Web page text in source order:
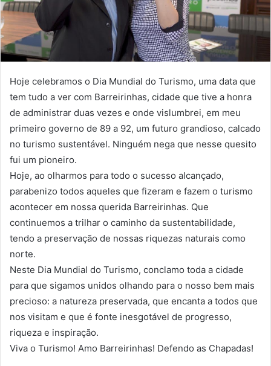
Hoje celebramos o Dia Mundial do Turismo, uma data que
tem tudo a ver com Barreirinhas, cidade que tive a honra
de administrar duas vezes e onde vislumbrei, em meu
primeiro governo de 89 a 92, um futuro grandioso, calcado
no turismo sustentável. Ninguém nega que nesse quesito
fui um pioneiro.
Hoje, ao olharmos para todo o sucesso alcançado,
parabenizo todos aqueles que fizeram e fazem o turismo
acontecer em nossa querida Barreirinhas. Que
continuemos a trilhar o caminho da sustentabilidade,
tendo a preservação de nossas riquezas naturais como
norte.
Neste Dia Mundial do Turismo, conclamo toda a cidade
para que sigamos unidos olhando para o nosso bem mais
precioso: a natureza preservada, que encanta a todos que
nos visitam e que é fonte inesgotável de progresso,
riqueza e inspiração.
Viva o Turismo! Amo Barreirinhas! Defendo as Chapadas!